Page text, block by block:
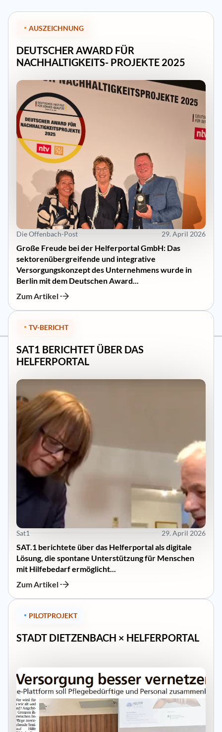
AUSZEICHNUNG
DEUTSCHER AWARD FÜR
NACHHALTIGKEITS- PROJEKTE 2025
Die Offenbach-Post 29. April 2026
Große Freude bei der Helferportal GmbH: Das
sektorenübergreifende und integrative
Versorgungskonzept des Unternehmens wurde in
Berlin mit dem Deutschen Award...
Zum Artikel
TV-BERICHT
SAT1 BERICHTET ÜBER DAS
HELFERPORTAL
Sat1 29. April 2026
SAT.1 berichtete über das Helferportal als digitale
Lösung, die spontane Unterstützung für Menschen
mit Hilfebedarf ermöglicht...
Zum Artikel
PILOTPROJEKT
STADT DIETZENBACH × HELFERPORTAL